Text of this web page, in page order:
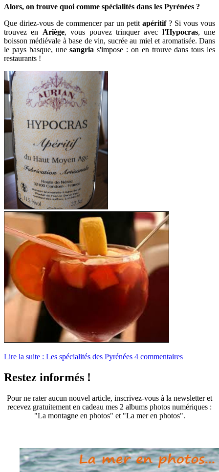
Alors, on trouve quoi comme spécialités dans les Pyrénées ?
Que diriez-vous de commencer par un petit apéritif? Si vous vous
trouvez en Ariège, vous pouvez trinquer avec l'Hypocras, une
boisson médiévale à base de vin, sucrée au miel et aromatisée. Dans
le pays basque, unesangria s'impose : on en trouve dans tous les
restaurants !
Lire la suite : Les spécialités des Pyrénées 4 commentaires
Restez informés !
Pour ne rater aucun nouvel article, inscrivez-vous à la newsletter et
recevez gratuitement en cadeau mes 2 albums photos numériques :
"La montagne en photos" et "La mer en photos".